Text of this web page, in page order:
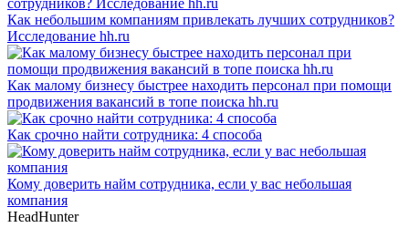
Как небольшим компаниям привлекать лучших сотрудников?
Исследование hh.ru
Как малому бизнесу быстрее находить персонал при помощи
продвижения вакансий в топе поиска hh.ru
Как срочно найти сотрудника: 4 способа
Кому доверить найм сотрудника, если у вас небольшая
компания
HeadHunter